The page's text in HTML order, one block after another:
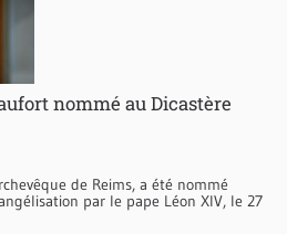
nommé au Dicastère
de Reims, a été nommé
par le pape Léon XIV, le 27